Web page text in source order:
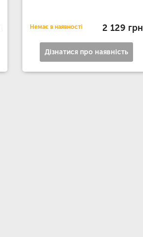
Немає в наявності 2 129 грн
Дізнатися про наявність